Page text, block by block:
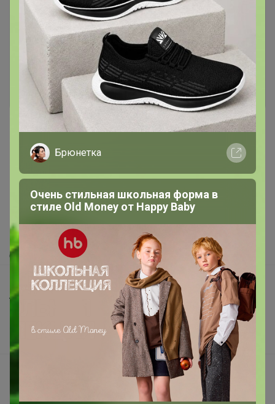
Чтобы ответить или задать вопрос
необходимо авторизоваться на сайте
Это займет меньше минуты
Войти Зарегистрироваться
Реклама
Как здесь все устроено?
Как сделать заказ?
Как получить?
Доставка
Шоурумы
Торговые марки
В наличии
Подарочные сертификаты
Реклама на сайте
Брюнетка
Очень стильная школьная форма в
стиле Old Money от Нappy Вaby